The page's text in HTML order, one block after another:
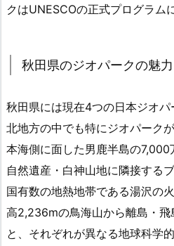
クはUNESCOの正式プログラム
秋田県のジオパークの魅力
秋田県には現在4つの日本ジオ
北地方の中でも特にジオパーク
本海側に面した男鹿半島の
自然遺産・白神山地に隣接する
国有数の地熱地帯である湯沢の
高2,236mの鳥海山から離島・
と、それぞれが異なる地球科学